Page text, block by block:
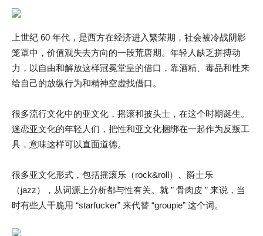
上世纪 60 年代，是西方在经济进入繁荣期，社会被冷战阴影
笼罩中，价值观失去方向的一段荒唐期。年轻人缺乏拼搏动
力，以自由和解放这样冠冕堂皇的借口，靠酒精、毒品和性来
给自己的放纵行为和精神空虚找借口。
很多流行文化中的亚文化，摇滚和披头士，在这个时期诞生。
迷恋亚文化的年轻人们，把性和亚文化捆绑在一起作为反叛工
具，意味这样可以直面道德。
很多亚文化形式，包括摇滚乐（rock&roll）、爵士乐
（jazz），从词源上分析都与性有关。就 ” 骨肉皮 ” 来说，当
时有些人干脆用 “starfucker” 来代替 “groupie” 这个词。